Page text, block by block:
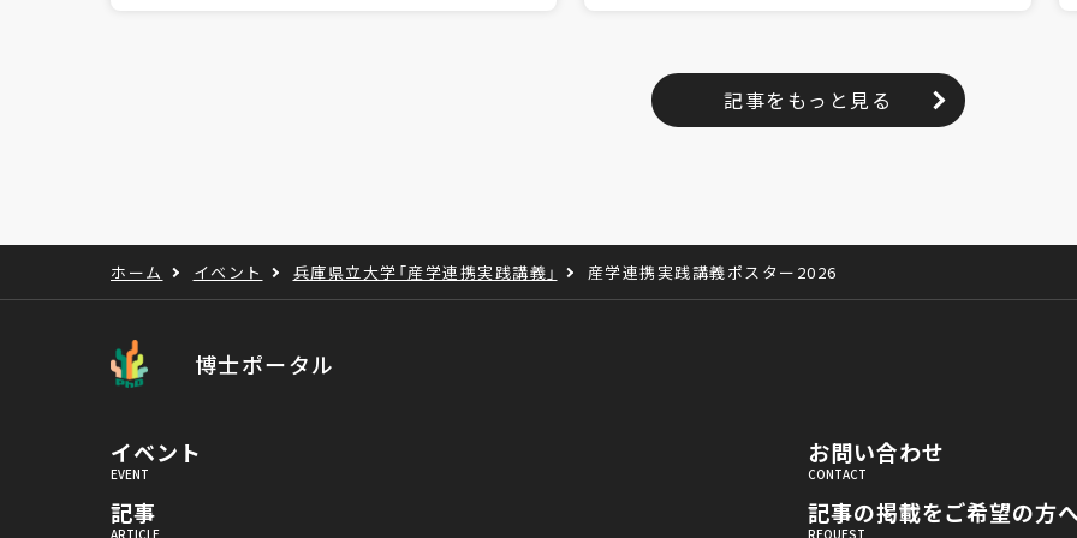
記事をもっと見る
ホーム イベント 兵庫県立大学「産学連携実践講義」 産学連携実践講義ポスター2026
博士ポータル
イベント
記事
お問い合わせ
記事の掲載をご希望の方